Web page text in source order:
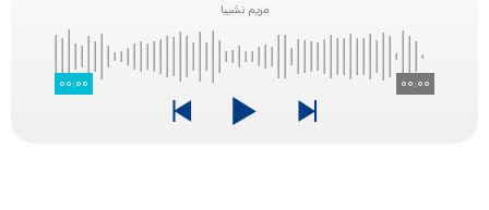
مریم نشیبا
۰۰:۰۰ ۰۰:۰۰